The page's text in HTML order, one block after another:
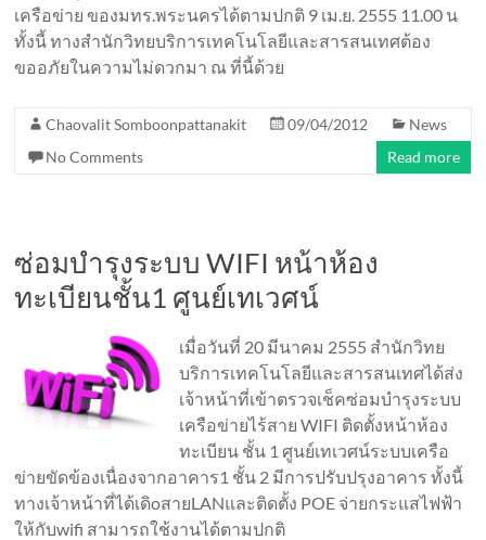
เครือข่าย ของมทร.พระนครได้ตามปกติ 9 เม.ย. 2555 11.00 น
ทั้งนี้ ทางสำนักวิทยบริการเทคโนโลยีและสารสนเทศต้อง
ขออภัยในความไม่ดวกมา ณ ที่นี้ด้วย
Chaovalit Somboonpattanakit 09/04/2012
News
No Comments
Read more
ซ่อมบำรุงระบบ WIFI หน้าห้อง
ทะเบียนชั้น1 ศูนย์เทเวศน์
เมื่อวันที่ 20 มีนาคม 2555 สำนักวิทย
บริการเทคโนโลยีและสารสนเทศได้ส่ง
เจ้าหน้าที่เข้าตรวจเช็คซ่อมบำรุงระบบ
เครือข่ายไร้สาย WIFI ติดตั้งหน้าห้อง
ทะเบียน ชั้น 1 ศูนย์เทเวศน์ระบบเครือ
ข่ายขัดข้องเนื่องจากอาคาร1 ชั้น 2 มีการปรับปรุงอาคาร ทั้งนี้
ทางเจ้าหน้าที่ได้เดิoสายLANและติดตั้ง POE จ่ายกระแสไฟฟ้า
ให้กับwifi สามารถใช้งานได้ตามปกติ